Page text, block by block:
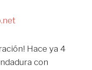
Hace ya 4
con